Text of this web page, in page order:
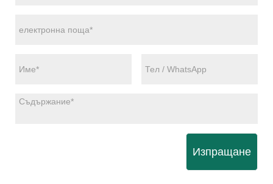
Изпращане